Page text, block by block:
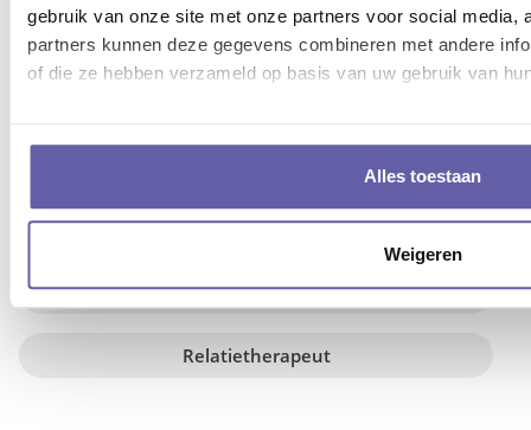
gebruik van onze site met onze partners voor social media,
partners kunnen deze gegevens combineren met andere
of die ze hebben verzameld op basis van uw gebruik van
Alles toestaan
Weigeren
Loopbaancoach
Lifestyle coach
Psycholoog
Relatietherapeut